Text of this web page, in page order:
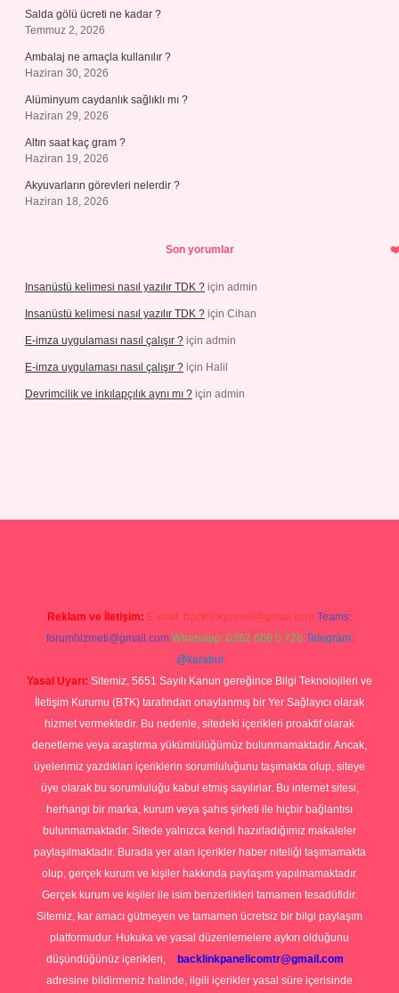
Salda gölü ücreti ne kadar ?
Temmuz 2, 2026
Ambalaj ne amaçla kullanılır ?
Haziran 30, 2026
Alüminyum caydanlık sağlıklı mı ?
Haziran 29, 2026
Altın saat kaç gram ?
Haziran 19, 2026
Akyuvarların görevleri nelerdir ?
Haziran 18, 2026
Son yorumlar
Insanüstü kelimesi nasıl yazılır TDK ? için admin
Insanüstü kelimesi nasıl yazılır TDK ? için Cihan
E-imza uygulaması nasıl çalışır ? için admin
E-imza uygulaması nasıl çalışır ? için Halil
Devrimcilik ve inkılapçılık aynı mı ? için admin
Reklam ve İletişim: E-mail: backlinkpaneli@gmail.com Teams:
forumhizmeti@gmail.com Whatsapp: 0262 606 0 726 Telegram:
@karabul
Yasal Uyarı: Sitemiz, 5651 Sayılı Kanun gereğince Bilgi Teknolojileri ve
İletişim Kurumu (BTK) tarafından onaylanmış bir Yer Sağlayıcı olarak
hizmet vermektedir. Bu nedenle, sitedeki içerikleri proaktif olarak
denetleme veya araştırma yükümlülüğümüz bulunmamaktadır. Ancak,
üyelerimiz yazdıkları içeriklerin sorumluluğunu taşımakta olup, siteye
üye olarak bu sorumluluğu kabul etmiş sayılırlar. Bu internet sitesi,
herhangi bir marka, kurum veya şahıs şirketi ile hiçbir bağlantısı
bulunmamaktadır. Sitede yalnızca kendi hazırladığımız makaleler
paylaşılmaktadır. Burada yer alan içerikler haber niteliği taşımamakta
olup, gerçek kurum ve kişiler hakkında paylaşım yapılmamaktadır.
Gerçek kurum ve kişiler ile isim benzerlikleri tamamen tesadüfidir.
Sitemiz, kar amacı gütmeyen ve tamamen ücretsiz bir bilgi paylaşım
platformudur. Hukuka ve yasal düzenlemelere aykırı olduğunu
düşündüğünüz içerikleri,
backlinkpanelicomtr@gmail.com
adresine bildirmeniz halinde, ilgili içerikler yasal süre içerisinde